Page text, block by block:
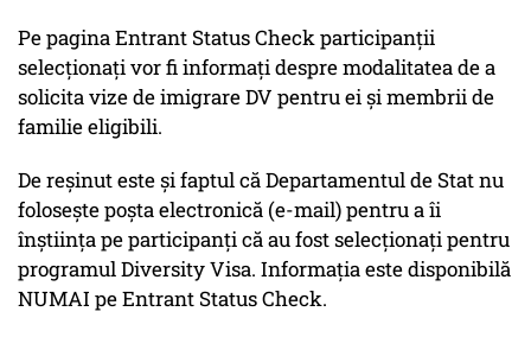
Pe pagina Entrant Status Check participanţii
selecţionaţi vor fi informaţi despre modalitatea de a
solicita vize de imigrare DV pentru ei şi membrii de
familie eligibili.
De reşinut este şi faptul că Departamentul de Stat nu
foloseşte poşta electronică (e-mail) pentru a îi
înştiinţa pe participanţi că au fost selecţionaţi pentru
programul Diversity Visa. Informaţia este disponibilă
NUMAI pe Entrant Status Check.